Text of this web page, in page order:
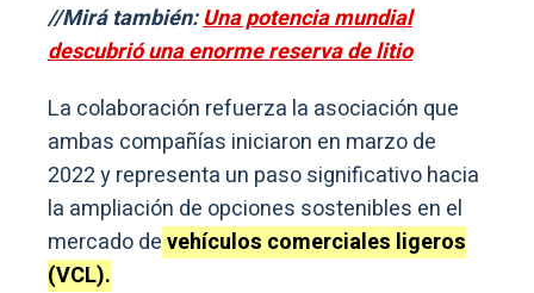
//Mirá también:Una potencia mundial
descubrió una enorme reserva de litio
La colaboración refuerza la asociación que
ambas compañías iniciaron en marzo de
2022 y representa un paso significativo hacia
la ampliación de opciones sostenibles en el
mercado devehículos comerciales ligeros
(VCL).